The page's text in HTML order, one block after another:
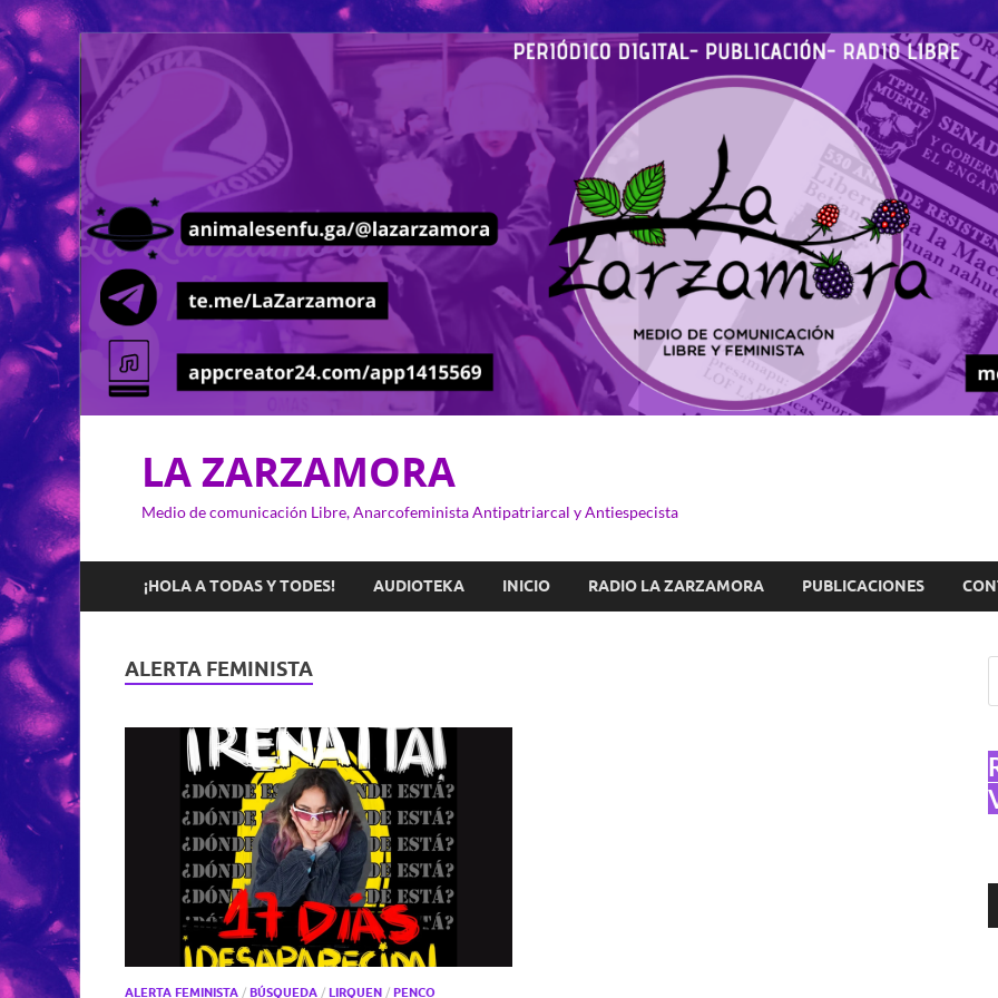
LA ZARZAMORA
Medio de comunicación Libre, Anarcofeminista Antipatriarcal y Antiespecista
¡HOLA A TODAS Y TODES! AUDIOTEKA INICIO RADIO LA ZARZAMORA PUBLICACIONES
ALERTA FEMINISTA
ALERTA FEMINISTA / BÚSQUEDA / LIRQUEN / PENCO